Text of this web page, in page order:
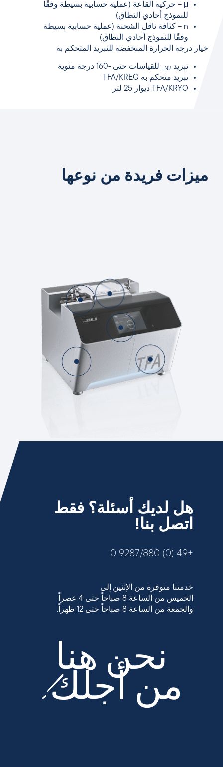
μ – حركية القاعة (عملية حسابية بسيطة وفقًا
للنموذج أحادي النطاق)
n – كثافة ناقل الشحنة (عملية حسابية بسيطة
وفقًا للنموذج أحادي النطاق)
خيار درجة الحرارة المنخفضة للتبريد المتحكم به
تبريد LN2 للقياسات حتى -160 درجة مئوية
تبريد متحكم به TFA/KREG
TFA/KRYO ديوار 25 لتر
ميزات فريدة من نوعها
هل لديك أسئلة؟ فقط
اتصل بنا!
+49 (0) 9287/880 0
خدمتنا متوفرة من الإثنين إلى
الخميس من الساعة 8 صباحاً حتى 4 عصراً
والجمعة من الساعة 8 صباحاً حتى 12 ظهراً.
نحن هنا
من أجلك!